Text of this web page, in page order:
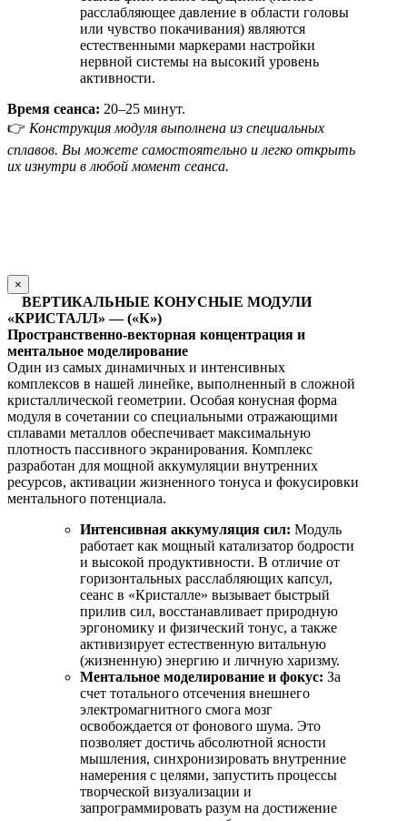
расслабляющее давление в области головы
или чувство покачивания) являются
естественными маркерами настройки
нервной системы на высокий уровень
активности.
Время сеанса: 20–25 минут.
👉 Конструкция модуля выполнена из специальных
сплавов. Вы можете самостоятельно и легко открыть
их изнутри в любой момент сеанса.
×
ВЕРТИКАЛЬНЫЕ КОНУСНЫЕ МОДУЛИ
«КРИСТАЛЛ» — («К»)
Пространственно-векторная концентрация и
ментальное моделирование
Один из самых динамичных и интенсивных
комплексов в нашей линейке, выполненный в сложной
кристаллической геометрии. Особая конусная форма
модуля в сочетании со специальными отражающими
сплавами металлов обеспечивает максимальную
плотность пассивного экранирования. Комплекс
разработан для мощной аккумуляции внутренних
ресурсов, активации жизненного тонуса и фокусировки
ментального потенциала.
Интенсивная аккумуляция сил: Модуль
работает как мощный катализатор бодрости
и высокой продуктивности. В отличие от
горизонтальных расслабляющих капсул,
сеанс в «Кристалле» вызывает быстрый
прилив сил, восстанавливает природную
эргономику и физический тонус, а также
активизирует естественную витальную
(жизненную) энергию и личную харизму.
Ментальное моделирование и фокус: За
счет тотального отсечения внешнего
электромагнитного смога мозг
освобождается от фонового шума. Это
позволяет достичь абсолютной ясности
мышления, синхронизировать внутренние
намерения с целями, запустить процессы
творческой визуализации и
запрограммировать разум на достижение